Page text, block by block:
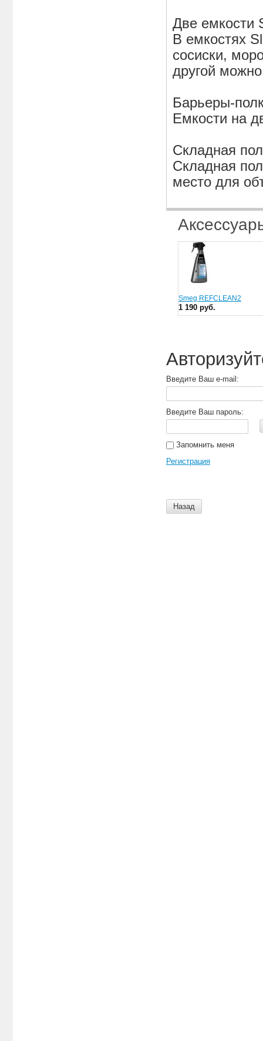
Две емкости
В емкостях
сосиски,
другой
Барьеры-
Емкости на
Складная
Складная
место для
Smeg REFCLEAN2
1 190 руб.
Введите Ваш e-mail:
Введите Ваш пароль:
Запомнить меня
Регистрация
Назад